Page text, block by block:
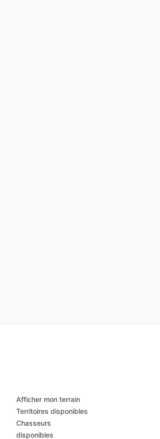
Afficher mon terrain
Territoires disponibles
Chasseurs
disponibles